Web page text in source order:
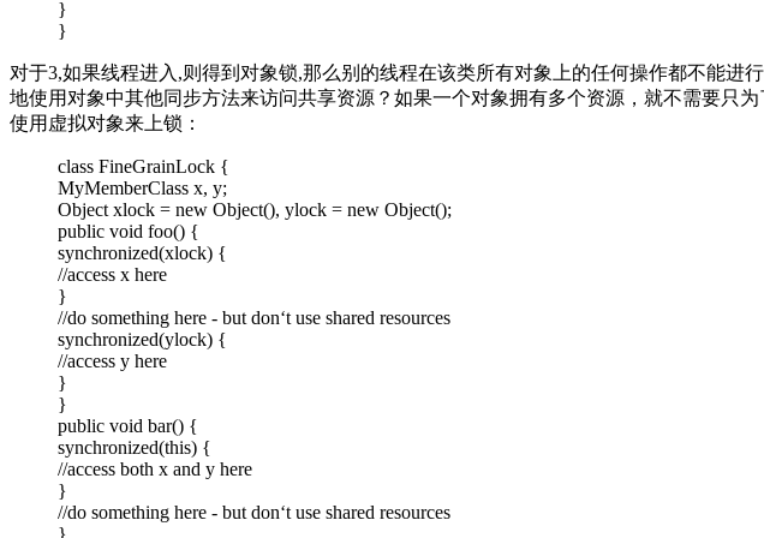
}
}
对于3,如果线程进入,则得到对象锁,那么别的线程在该类所有对象上的任何操作都不能
地使用对象中其他同步方法来访问共享资源？如果一个对象拥有多个资源，就不需要只
使用虚拟对象来上锁：
class FineGrainLock {
MyMemberClass x, y;
Object xlock = new Object(), ylock = new Object();
public void foo() {
synchronized(xlock) {
//access x here
}
//do something here - but don‘t use shared resources
synchronized(ylock) {
//access y here
}
}
public void bar() {
synchronized(this) {
//access both x and y here
}
//do something here - but don‘t use shared resources
}